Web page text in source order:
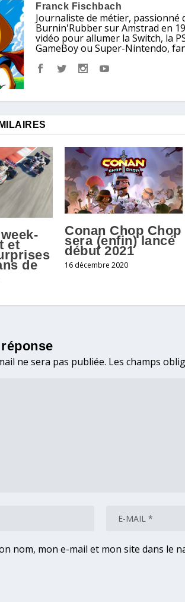
Franck Fischbach
Journaliste de métier, passionné
Burnin'Rubber sur Amstrad en
vidéo pour allumer la Switch, la
GameBoy ou Super-Nintendo,
et
de
Conan Chop Chop
sera (enfin) lancé
début 2021
16 décembre 2020
ne sera pas publiée. Les champs
nom, mon e-mail et mon site dans le